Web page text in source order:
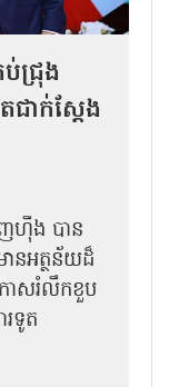
ជ្រុង
ាក់ស្ដែង
ញហ៊ឹង បាន
ានអត្ថន័យដ៏
ាសរំលឹកខួប
ទូត